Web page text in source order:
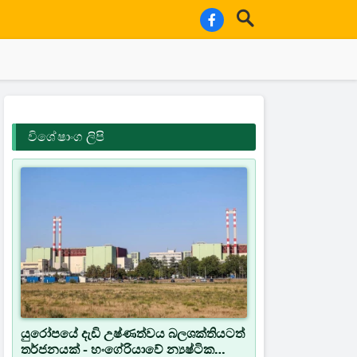
විශේෂාංග ලිපි
යුරෝපයේ දැඩි උෂ්ණත්වය බලශක්තියටත්
තර්ජනයක් - හංගේරියාවේ න්‍යෂ්ටික